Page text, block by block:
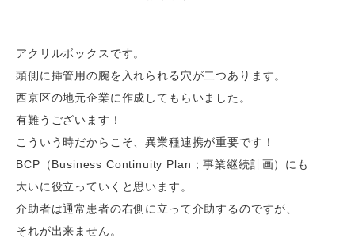
アクリルボックスです。
頭側に挿管用の腕を入れられる穴が二つあります。
西京区の地元企業に作成してもらいました。
有難うございます！
こういう時だからこそ、異業種連携が重要です！
BCP（Business Continuity Plan；事業継続計画）にも
大いに役立っていくと思います。
介助者は通常患者の右側に立って介助するのですが、
それが出来ません。